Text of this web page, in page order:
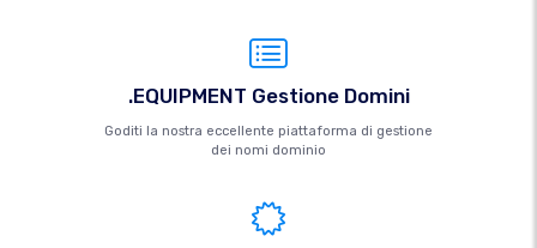
.EQUIPMENT Gestione Domini
Goditi la nostra eccellente piattaforma di gestione
dei nomi dominio